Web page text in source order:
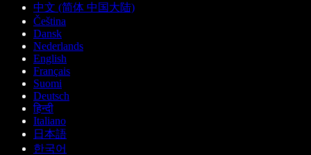
中文 (简体 中国大陆)
Čeština
Dansk
Nederlands
English
Français
Suomi
Deutsch
हिन्दी
Italiano
日本語
한국어